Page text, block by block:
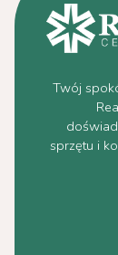
Twój
sprzętu i